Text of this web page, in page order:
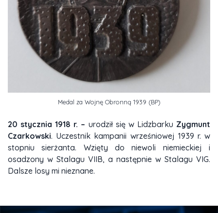
Medal za Wojnę Obronną 1939 (BP)
20 stycznia 1918 r. – urodził się w Lidzbarku Zygmunt
Czarkowski. Uczestnik kampanii wrześniowej 1939 r. w
stopniu sierżanta. Wzięty do niewoli niemieckiej i
osadzony w Stalagu VIIB, a następnie w Stalagu VIG.
Dalsze losy mi nieznane.